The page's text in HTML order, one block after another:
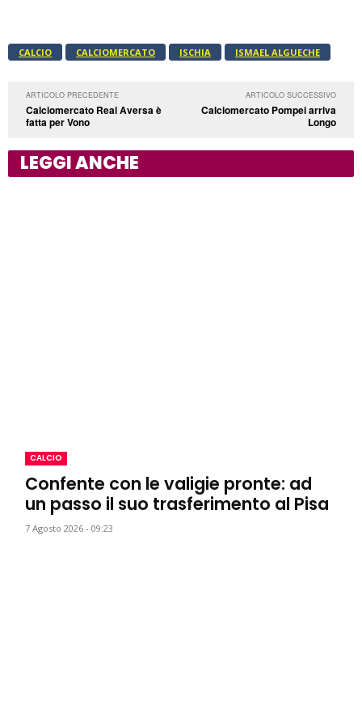
CALCIO CALCIOMERCATO ISCHIA ISMAEL ALGUECHE
ARTICOLO PRECEDENTE
Calciomercato Real Aversa è
fatta per Vono
ARTICOLO SUCCESSIVO
Calciomercato Pompei arriva
Longo
LEGGI ANCHE
CALCIO
Confente con le valigie pronte: ad
un passo il suo trasferimento al Pisa
7 Agosto 2026 - 09:23